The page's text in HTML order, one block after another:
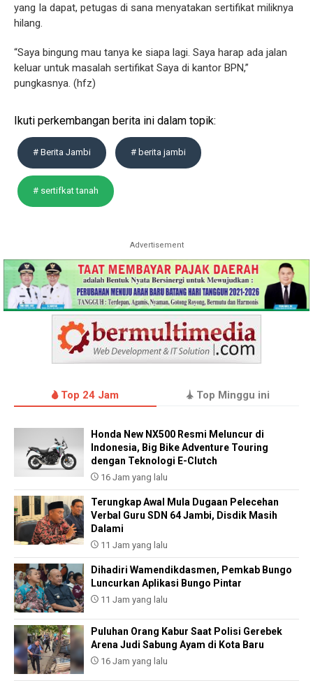
yang Ia dapat, petugas di sana menyatakan sertifikat miliknya
hilang.
“Saya bingung mau tanya ke siapa lagi. Saya harap ada jalan
keluar untuk masalah sertifikat Saya di kantor BPN,”
pungkasnya. (hfz)
Ikuti perkembangan berita ini dalam topik:
# Berita Jambi # berita jambi
# sertifkat tanah
Advertisement
Top 24 Jam Top Minggu ini
Honda New NX500 Resmi Meluncur di
Indonesia, Big Bike Adventure Touring
dengan Teknologi E-Clutch
16 Jam yang lalu
Terungkap Awal Mula Dugaan Pelecehan
Verbal Guru SDN 64 Jambi, Disdik Masih
Dalami
11 Jam yang lalu
Dihadiri Wamendikdasmen, Pemkab Bungo
Luncurkan Aplikasi Bungo Pintar
11 Jam yang lalu
Puluhan Orang Kabur Saat Polisi Gerebek
Arena Judi Sabung Ayam di Kota Baru
16 Jam yang lalu